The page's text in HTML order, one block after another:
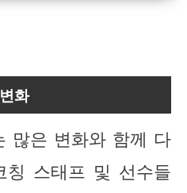
화
많은 변화와 함께 다
칭 스태프 및 선수들